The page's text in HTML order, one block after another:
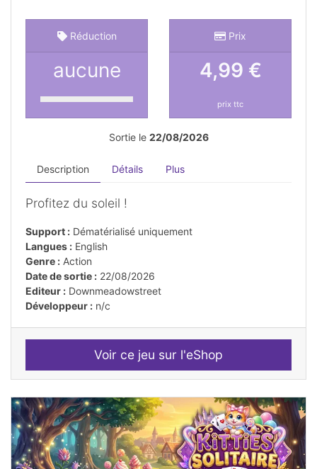
Réduction
aucune
Prix
4,99 €
prix ttc
Sortie le 22/08/2026
Description Détails Plus
Profitez du soleil !
Support : Dématérialisé uniquement
Langues : English
Genre : Action
Date de sortie : 22/08/2026
Editeur : Downmeadowstreet
Développeur : n/c
Voir ce jeu sur l'eShop